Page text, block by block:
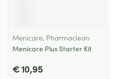
Menicare, Pharmaclean
Menicare Plus Starter Kit
€ 10,95